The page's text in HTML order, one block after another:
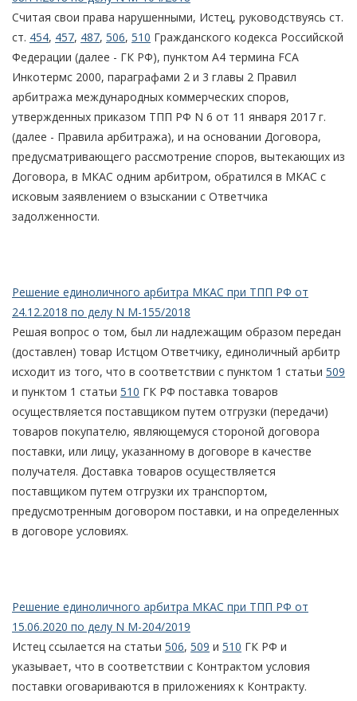
Считая свои права нарушенными, Истец, руководствуясь ст.
ст. 454, 457, 487, 506, 510 Гражданского кодекса Российской
Федерации (далее - ГК РФ), пунктом А4 термина FCA
Инкотермс 2000, параграфами 2 и 3 главы 2 Правил
арбитража международных коммерческих споров,
утвержденных приказом ТПП РФ N 6 от 11 января 2017 г.
(далее - Правила арбитража), и на основании Договора,
предусматривающего рассмотрение споров, вытекающих из
Договора, в МКАС одним арбитром, обратился в МКАС с
исковым заявлением о взыскании с Ответчика
задолженности.
Решение единоличного арбитра МКАС при ТПП РФ от
24.12.2018 по делу N М-155/2018
Решая вопрос о том, был ли надлежащим образом передан
(доставлен) товар Истцом Ответчику, единоличный арбитр
исходит из того, что в соответствии с пунктом 1 статьи 509
и пунктом 1 статьи 510 ГК РФ поставка товаров
осуществляется поставщиком путем отгрузки (передачи)
товаров покупателю, являющемуся стороной договора
поставки, или лицу, указанному в договоре в качестве
получателя. Доставка товаров осуществляется
поставщиком путем отгрузки их транспортом,
предусмотренным договором поставки, и на определенных
в договоре условиях.
Решение единоличного арбитра МКАС при ТПП РФ от
15.06.2020 по делу N М-204/2019
Истец ссылается на статьи 506, 509 и 510 ГК РФ и
указывает, что в соответствии с Контрактом условия
поставки оговариваются в приложениях к Контракту.